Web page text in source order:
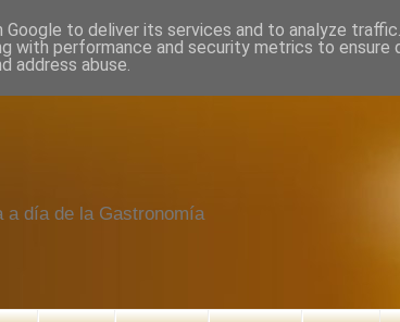
a día de la Gastronomía
to deliver its services and to analyze
with performance and security metrics to ensure
address abuse.